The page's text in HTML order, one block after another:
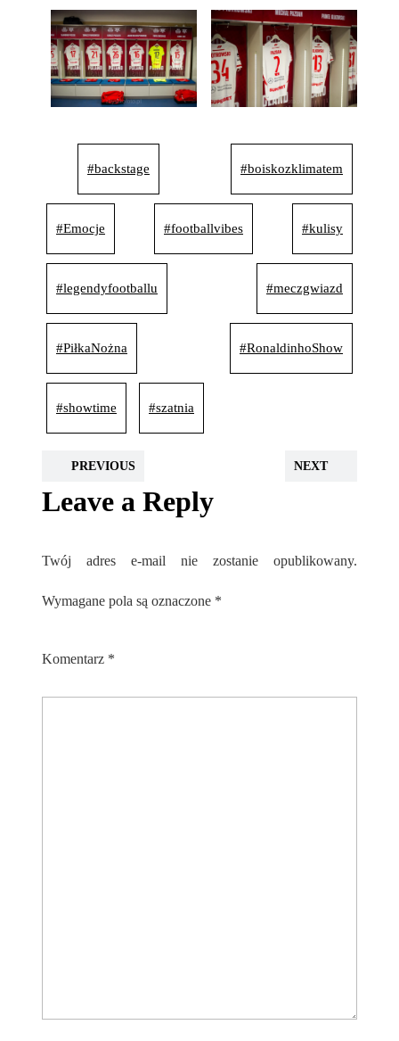
#backstage #boiskozklimatem
#Emocje #footballvibes #kulisy
#legendyfootballu #meczgwiazd
#PiłkaNożna #RonaldinhoShow
#showtime #szatnia
PREVIOUS NEXT
Leave a Reply
Twój adres e-mail nie zostanie opublikowany.
Wymagane pola są oznaczone *
Komentarz *